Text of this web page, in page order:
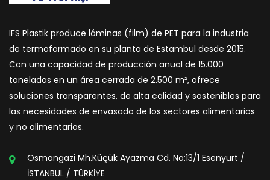
IFS Plastik produce láminas (film) de PET para la industria
de termoformado en su planta de Estambul desde 2015.
Con una capacidad de producción anual de 15.000
toneladas en un área cerrada de 2.500 m², ofrece
soluciones transparentes, de alta calidad y sostenibles para
las necesidades de envasado de los sectores alimentarios
y no alimentarios.
Osmangazi Mh.Küçük Ayazma Cd. No:13/1 Esenyurt /
İSTANBUL / TÜRKİYE